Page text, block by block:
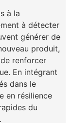
à la
à détecter
générer de
produit,
renforcer
En intégrant
dans le
en résilience
du